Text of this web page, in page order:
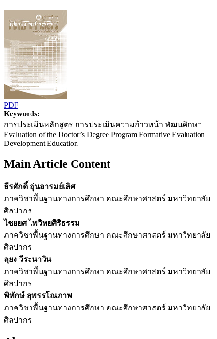
PDF
Keywords:
การประเมินหลักสูตร การประเมินความก้าวหน้า พัฒนศึกษา
Evaluation of the Doctor’s Degree Program Formative Evaluation
Development Education
Main Article Content
ธีรศักดิ์ อุ่นอารมย์เลิศ
ภาควิชาพื้นฐานทางการศึกษา คณะศึกษาศาสตร์ มหาวิทยาลัย
ศิลปากร
ไชยยศ ไพวิทยศิริธรรม
ภาควิชาพื้นฐานทางการศึกษา คณะศึกษาศาสตร์ มหาวิทยาลัย
ศิลปากร
ลุยง วีระนาวิน
ภาควิชาพื้นฐานทางการศึกษา คณะศึกษาศาสตร์ มหาวิทยาลัย
ศิลปากร
พิทักษ์ สุพรรโณภาพ
ภาควิชาพื้นฐานทางการศึกษา คณะศึกษาศาสตร์ มหาวิทยาลัย
ศิลปากร